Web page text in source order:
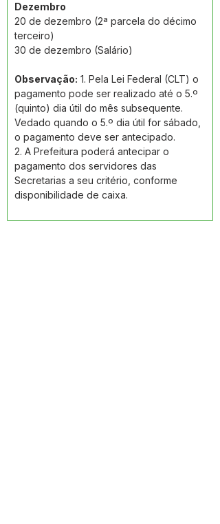
Dezembro
20 de dezembro (2ª parcela do décimo
terceiro)
30 de dezembro (Salário)
Observação: 1. Pela Lei Federal (CLT) o
pagamento pode ser realizado até o 5.º
(quinto) dia útil do mês subsequente.
Vedado quando o 5.º dia útil for sábado,
o pagamento deve ser antecipado.
2. A Prefeitura poderá antecipar o
pagamento dos servidores das
Secretarias a seu critério, conforme
disponibilidade de caixa.